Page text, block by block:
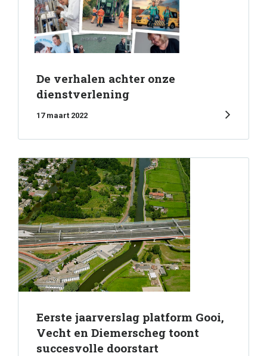
De verhalen achter onze
dienstverlening
17 maart 2022
Eerste jaarverslag platform Gooi,
Vecht en Diemerscheg toont
succesvolle doorstart